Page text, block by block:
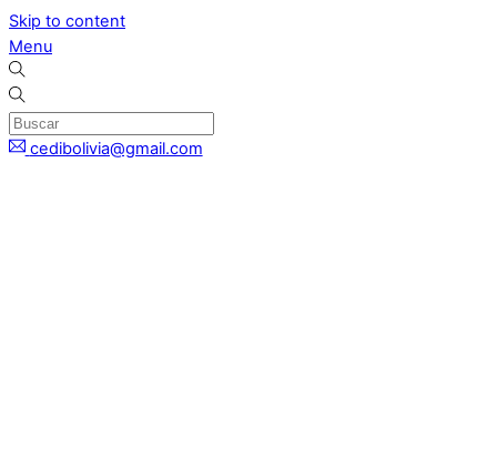
Skip to content
Menu
cedibolivia@gmail.com